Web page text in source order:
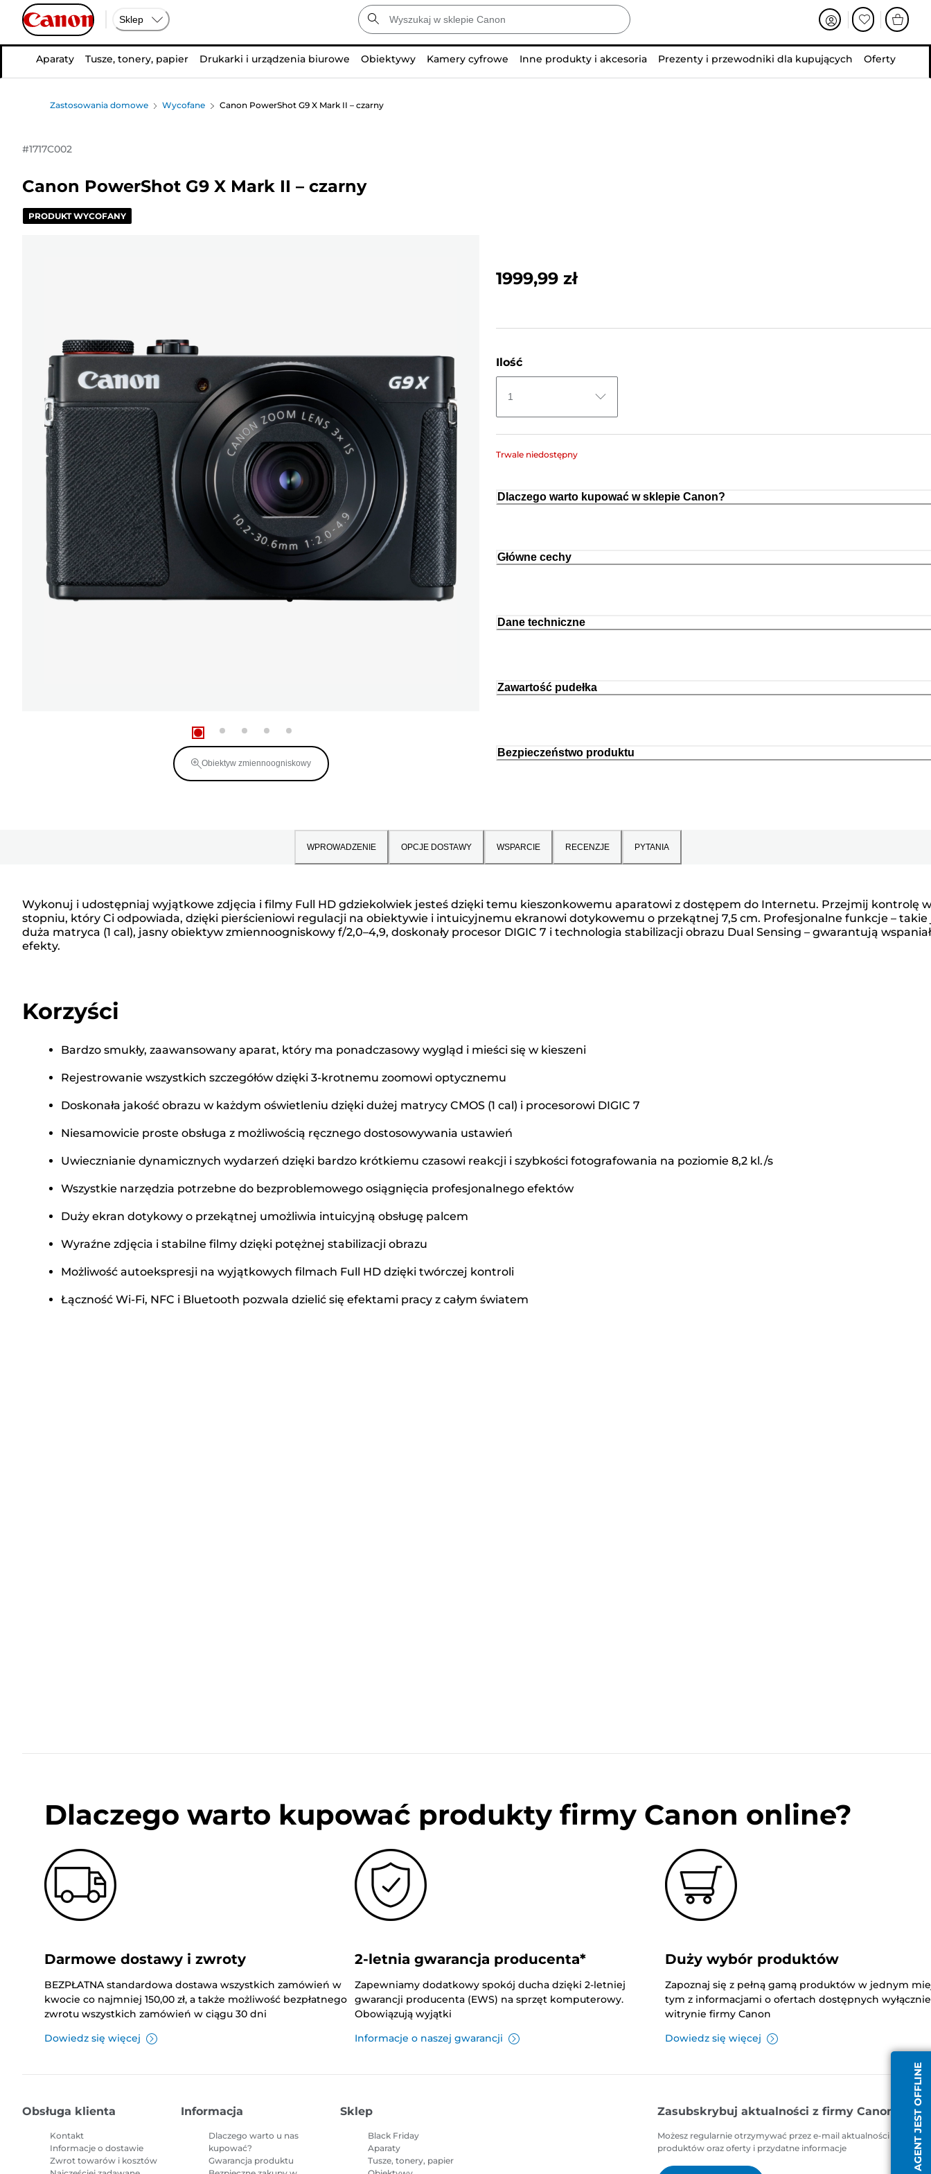
Sklep
Aparaty Tusze, tonery, papier Drukarki i urządzenia biurowe Obiektywy Kamery cyfrowe Inne produkty i akcesoria Prezenty i przewodniki dla kupujących Oferty
Zastosowania domowe Wycofane Canon PowerShot G9 X Mark II – czarny
#1717C002
Canon PowerShot G9 X Mark II – czarny
PRODUKT WYCOFANY
Obiektyw zmiennoogniskowy
1999,99 zł
Ilość
1
Trwale niedostępny
Dlaczego warto kupować w sklepie Canon?
Główne cechy
Dane techniczne
Zawartość pudełka
Bezpieczeństwo produktu
WPROWADZENIE OPCJE DOSTAWY WSPARCIE RECENZJE PYTANIA
Wykonuj i udostępniaj wyjątkowe zdjęcia i filmy Full HD gdziekolwiek jesteś dzięki temu kieszonkowemu aparatowi z dostępem do Internetu. Przejmij kontrolę w
stopniu, który Ci odpowiada, dzięki pierścieniowi regulacji na obiektywie i intuicyjnemu ekranowi dotykowemu o przekątnej 7,5 cm. Profesjonalne funkcje – takie
duża matryca (1 cal), jasny obiektyw zmiennoogniskowy f/2,0–4,9, doskonały procesor DIGIC 7 i technologia stabilizacji obrazu Dual Sensing – gwarantują
efekty.
Korzyści
Bardzo smukły, zaawansowany aparat, który ma ponadczasowy wygląd i mieści się w kieszeni
Rejestrowanie wszystkich szczegółów dzięki 3-krotnemu zoomowi optycznemu
Doskonała jakość obrazu w każdym oświetleniu dzięki dużej matrycy CMOS (1 cal) i procesorowi DIGIC 7
Niesamowicie proste obsługa z możliwością ręcznego dostosowywania ustawień
Uwiecznianie dynamicznych wydarzeń dzięki bardzo krótkiemu czasowi reakcji i szybkości fotografowania na poziomie 8,2 kl./s
Wszystkie narzędzia potrzebne do bezproblemowego osiągnięcia profesjonalnego efektów
Duży ekran dotykowy o przekątnej umożliwia intuicyjną obsługę palcem
Wyraźne zdjęcia i stabilne filmy dzięki potężnej stabilizacji obrazu
Możliwość autoekspresji na wyjątkowych filmach Full HD dzięki twórczej kontroli
Łączność Wi-Fi, NFC i Bluetooth pozwala dzielić się efektami pracy z całym światem
AGENT JEST OFFLINE
Dlaczego warto kupować produkty firmy Canon online?
Darmowe dostawy i zwroty
BEZPŁATNA standardowa dostawa wszystkich zamówień w
kwocie co najmniej 150,00 zł, a także możliwość bezpłatnego
zwrotu wszystkich zamówień w ciągu 30 dni
Dowiedz się więcej
2-letnia gwarancja producenta*
Zapewniamy dodatkowy spokój ducha dzięki 2-letniej
gwarancji producenta (EWS) na sprzęt komputerowy.
Obowiązują wyjątki
Informacje o naszej gwarancji
Duży wybór produktów
Zapoznaj się z pełną gamą produktów w jednym
tym z informacjami o ofertach dostępnych
witrynie firmy Canon
Dowiedz się więcej
Obsługa klienta
Kontakt
Informacje o dostawie
Zwrot towarów i kosztów
Informacja
Dlaczego warto u nas
kupować?
Gwarancja produktu
Sklep
Black Friday
Aparaty
Tusze, tonery, papier
Zasubskrybuj aktualności z firmy Canon
Możesz regularnie otrzymywać przez e-mail aktualności
produktów oraz oferty i przydatne informacje